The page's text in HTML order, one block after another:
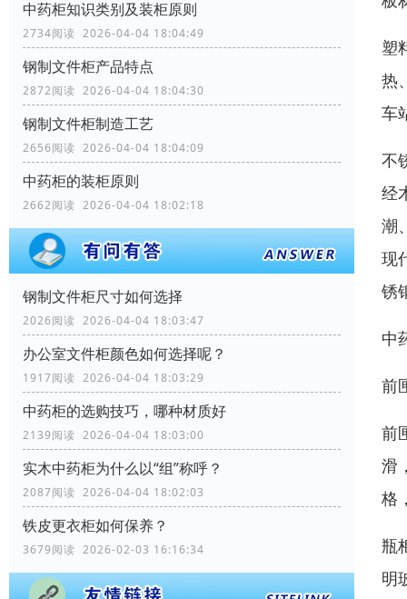
中药柜知识类别及装柜原则
2734阅读 2026-04-04 18:04:49
钢制文件柜产品特点
2872阅读 2026-04-04 18:04:30
钢制文件柜制造工艺
2656阅读 2026-04-04 18:04:09
中药柜的装柜原则
2662阅读 2026-04-04 18:02:18
钢制文件柜尺寸如何选择
2026阅读 2026-04-04 18:03:47
办公室文件柜颜色如何选择呢？
1917阅读 2026-04-04 18:03:29
中药柜的选购技巧，哪种材质好
2139阅读 2026-04-04 18:03:00
实木中药柜为什么以“组”称呼？
2087阅读 2026-04-04 18:02:03
铁皮更衣柜如何保养？
3679阅读 2026-02-03 16:16:34
塑
热
车
不
经
潮
现
锈
中
前
前
滑
格
瓶
明